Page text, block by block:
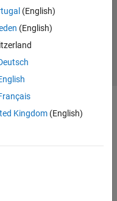
(English)
(English)
Kingdom(English)